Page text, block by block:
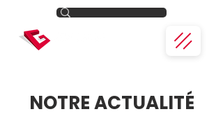
NOTRE ACTUALITÉ